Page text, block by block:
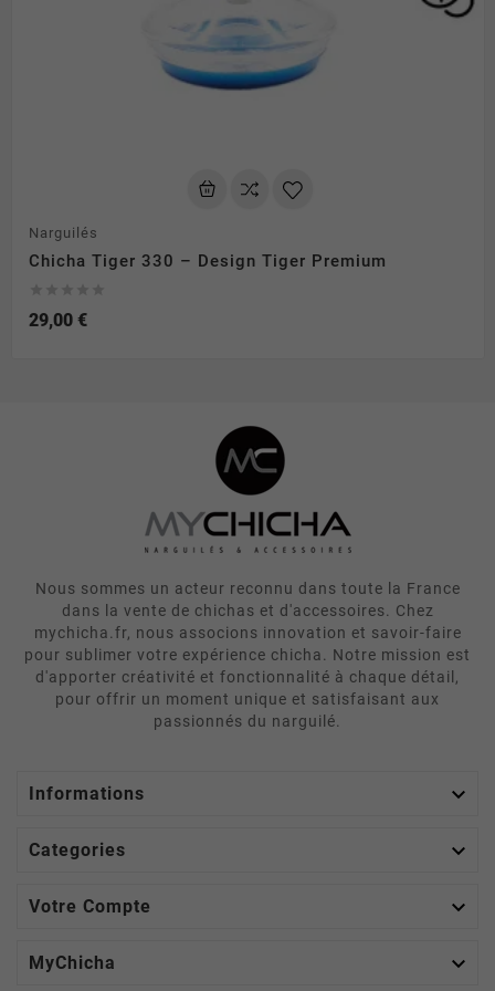
Narguilés
Chicha Tiger 330 – Design Tiger Premium
29,00 €
Nous sommes un acteur reconnu dans toute la France
dans la vente de chichas et d'accessoires. Chez
mychicha.fr, nous associons innovation et savoir-faire
pour sublimer votre expérience chicha. Notre mission est
d'apporter créativité et fonctionnalité à chaque détail,
pour offrir un moment unique et satisfaisant aux
passionnés du narguilé.
Informations 
Categories 
Votre Compte 
MyChicha 